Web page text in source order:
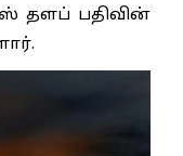
தளப் பதிவின்